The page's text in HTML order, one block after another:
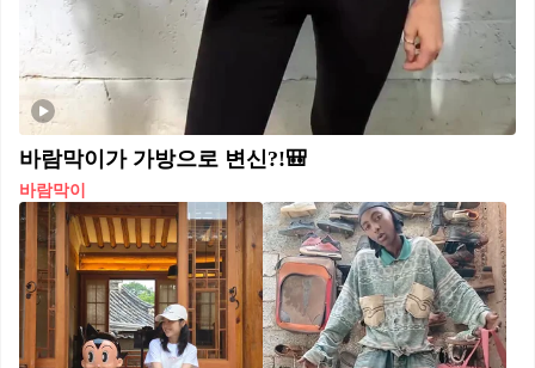
바람막이가 가방으로 변신?!🎒
바람막이